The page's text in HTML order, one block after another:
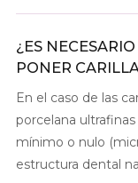
¿ES
PONER
En el caso de las
porcelana
mínimo o nulo
estructura dental